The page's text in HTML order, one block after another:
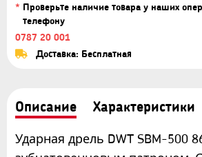
* Проверьте наличие товара у наших
телефону
0787 20 001
Доставка: Бесплатная
Описание Характеристики
Ударная дрель DWT SBM-500